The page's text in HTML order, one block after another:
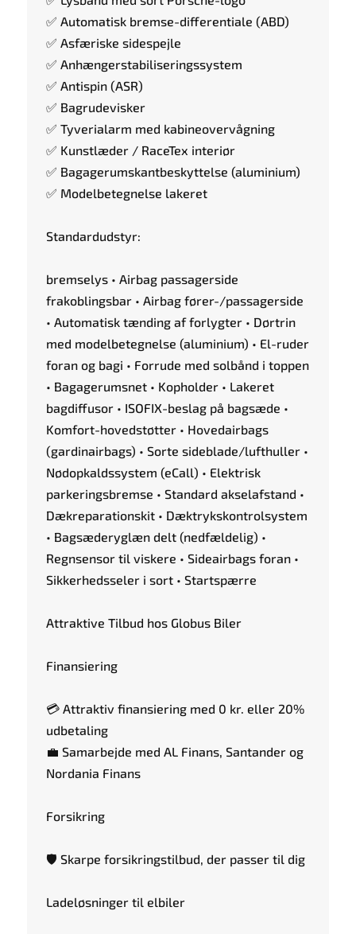
✅ Automatisk bremse-differentiale (ABD)
✅ Asfæriske sidespejle
✅ Anhængerstabiliseringssystem
✅ Antispin (ASR)
✅ Bagrudevisker
✅ Tyverialarm med kabineovervågning
✅ Kunstlæder / RaceTex interiør
✅ Bagagerumskantbeskyttelse (aluminium)
✅ Modelbetegnelse lakeret
Standardudstyr:
bremselys • Airbag passagerside
frakoblingsbar • Airbag fører-/passagerside
• Automatisk tænding af forlygter • Dørtrin
med modelbetegnelse (aluminium) • El-ruder
foran og bagi • Forrude med solbånd i toppen
• Bagagerumsnet • Kopholder • Lakeret
bagdiffusor • ISOFIX-beslag på bagsæde •
Komfort-hovedstøtter • Hovedairbags
(gardinairbags) • Sorte sideblade/lufthuller •
Nødopkaldssystem (eCall) • Elektrisk
parkeringsbremse • Standard akselafstand •
Dækreparationskit • Dæktrykskontrolsystem
• Bagsæderyglæn delt (nedfældelig) •
Regnsensor til viskere • Sideairbags foran •
Sikkerhedsseler i sort • Startspærre
Attraktive Tilbud hos Globus Biler
Finansiering
💳 Attraktiv finansiering med 0 kr. eller 20%
udbetaling
💼 Samarbejde med AL Finans, Santander og
Nordania Finans
Forsikring
🛡️ Skarpe forsikringstilbud, der passer til dig
Ladeløsninger til elbiler